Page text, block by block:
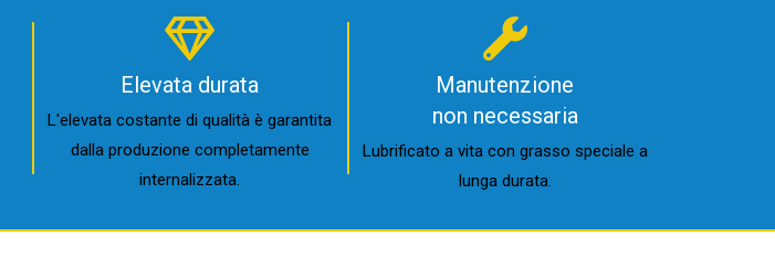
Elevata durata
L'elevata costante di qualità è garantita
dalla produzione completamente
internalizzata.
Manutenzione
non necessaria
Lubrificato a vita con grasso speciale a
lunga durata.